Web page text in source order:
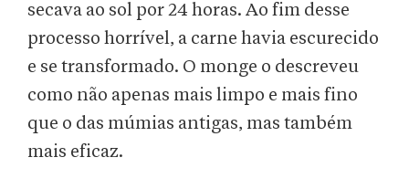
secava ao sol por 24 horas. Ao fim desse
processo horrível, a carne havia escurecido
e se transformado. O monge o descreveu
como não apenas mais limpo e mais fino
que o das múmias antigas, mas também
mais eficaz.